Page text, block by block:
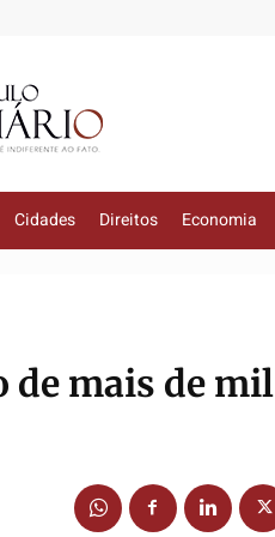
Cidades Direitos Economia
de mais de mil